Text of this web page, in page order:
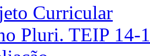
Curricular
Pluri. TEIP 14-